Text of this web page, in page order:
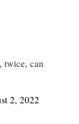
twice, can
2, 2022